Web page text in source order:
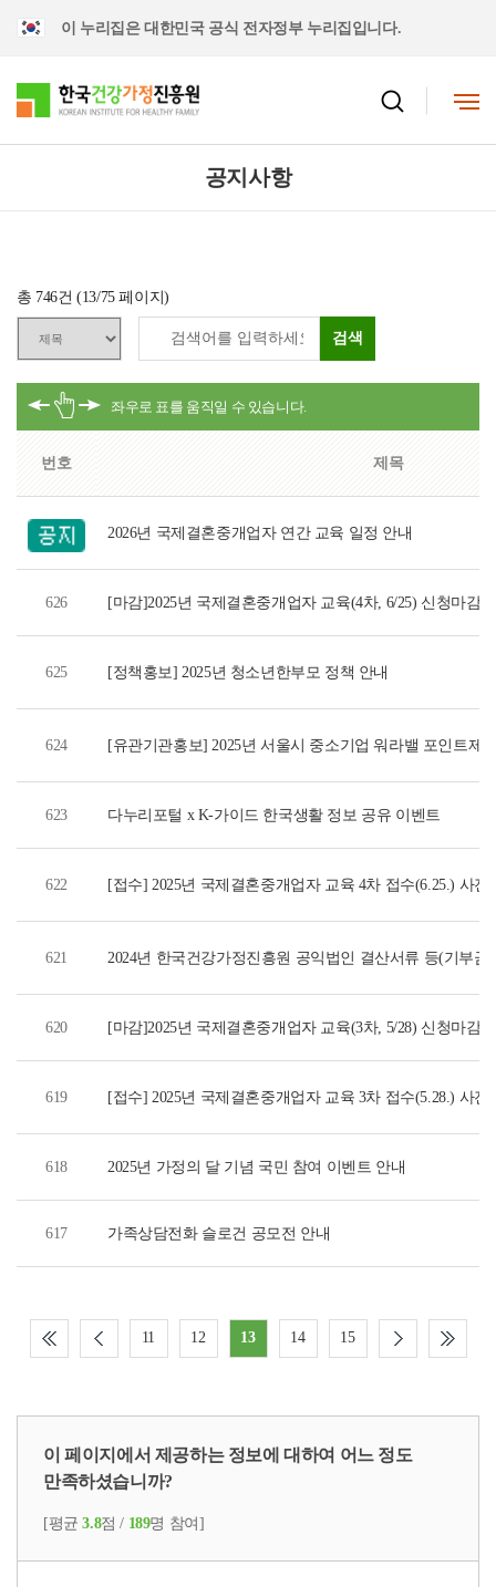
이 누리집은 대한민국 공식 전자정부 누리집입니다.
공지사항
총 746건 (13/75 페이지)
검색
번호 제목
2026년 국제결혼중개업자 연간 교육 일정 안내
626 [마감]2025년 국제결혼중개업자 교육(4차, 6/25) 신청마감
625 [정책홍보] 2025년 청소년한부모 정책 안내
624 [유관기관홍보] 2025년 서울시 중소기업 워라밸 포인트제
623 다누리포털 x K-가이드 한국생활 정보 공유 이벤트
622 [접수] 2025년 국제결혼중개업자 교육 4차 접수(6.25.) 사전
621 2024년 한국건강가정진흥원 공익법인 결산서류 등(기부금
620 [마감]2025년 국제결혼중개업자 교육(3차, 5/28) 신청마감
619 [접수] 2025년 국제결혼중개업자 교육 3차 접수(5.28.) 사전
618 2025년 가정의 달 기념 국민 참여 이벤트 안내
617 가족상담전화 슬로건 공모전 안내
11 12 13 14 15
이 페이지에서 제공하는 정보에 대하여 어느 정도
만족하셨습니까?
[평균3.8점 / 189명 참여]